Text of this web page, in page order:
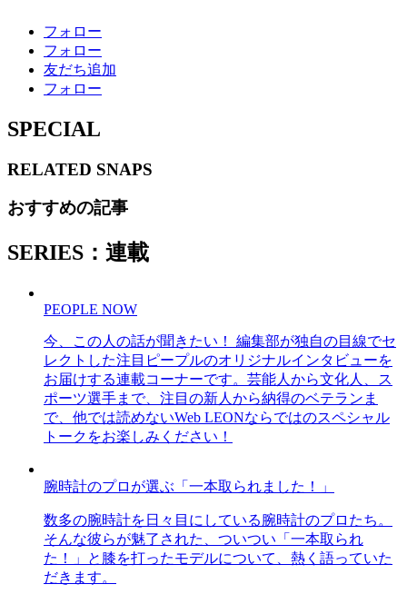
フォロー
フォロー
友だち追加
フォロー
SPECIAL
RELATED SNAPS
おすすめの記事
SERIES：連載
PEOPLE NOW
今、この人の話が聞きたい！ 編集部が独自の目線でセ
レクトした注目ピープルのオリジナルインタビューを
お届けする連載コーナーです。芸能人から文化人、ス
ポーツ選手まで、注目の新人から納得のベテランま
で、他では読めないWeb LEONならではのスペシャル
トークをお楽しみください！
腕時計のプロが選ぶ「一本取られました！」
数多の腕時計を日々目にしている腕時計のプロたち。
そんな彼らが魅了された、ついつい「一本取られ
た！」と膝を打ったモデルについて、熱く語っていた
だきます。